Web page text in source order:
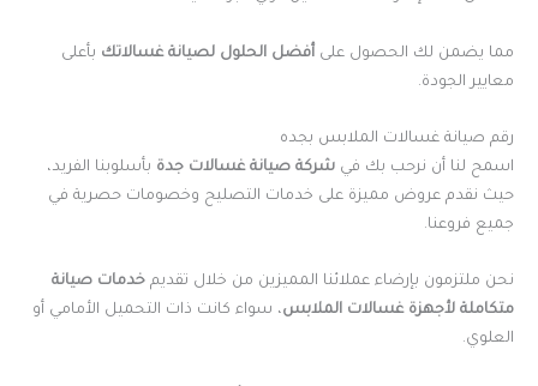
مما يضمن لك الحصول على أفضل الحلول لصيانة غسالاتك بأعلى
معايير الجودة.
رقم صيانة غسالات الملابس بجده
اسمح لنا أن نرحب بك في شركة صيانة غسالات جدة بأسلوبنا الفريد،
حيث نقدم عروض مميزة على خدمات التصليح وخصومات حصرية في
جميع فروعنا.
نحن ملتزمون بإرضاء عملائنا المميزين من خلال تقديم خدمات صيانة
متكاملة لأجهزة غسالات الملابس، سواء كانت ذات التحميل الأمامي أو
العلوي.